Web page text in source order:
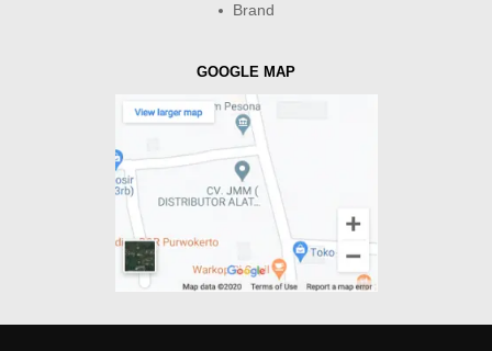
Brand
GOOGLE MAP